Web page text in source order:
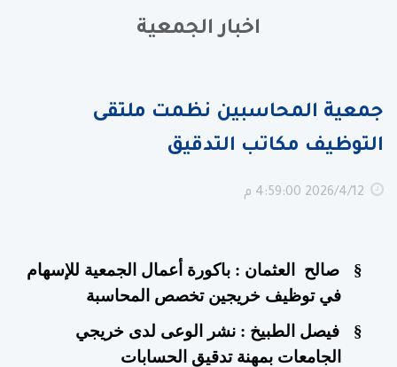
اخبار الجمعية
جمعية المحاسبين نظمت ملتقى
التوظيف مكاتب التدقيق
12‏‏/4‏‏/2026 4:59:00 م
§ صالح
العثمان : باكورة أعمال الجمعية للإسهام
في توظيف خريجين تخصص المحاسبة
§
فيصل الطبيخ : نشر الوعى لدى خريجي
الجامعات بمهنة تدقيق الحسابات